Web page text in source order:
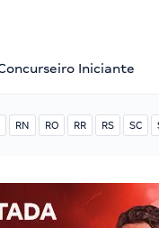
Iniciante
RN RO RR RS SC